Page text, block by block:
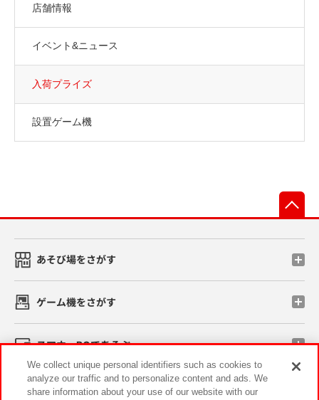
店舗情報
イベント&ニュース
入荷プライズ
設置ゲーム機
あそび場をさがす
ゲーム機をさがす
スマホ・PCであそぶ
イベント・キャンペーン
We collect unique personal identifiers such as cookies to
analyze our traffic and to personalize content and ads. We
share information about your use of our website with our